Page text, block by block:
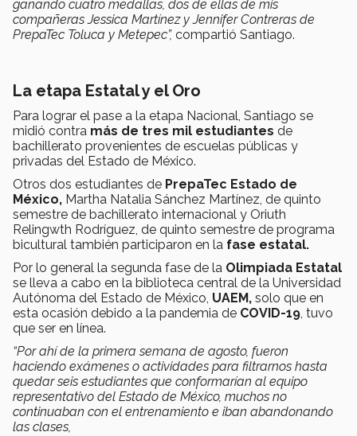
ganando cuatro medallas, dos de ellas de mis
compañeras Jessica Martínez y Jennifer Contreras de
PrepaTec Toluca y Metepec”, compartió Santiago.
La etapa Estatal y el Oro
Para lograr el pase a la etapa Nacional, Santiago se
midió contra más de tres mil estudiantes de
bachillerato provenientes de escuelas públicas y
privadas del Estado de México.
Otros dos estudiantes de PrepaTec Estado de
México, Martha Natalia Sánchez Martínez, de quinto
semestre de bachillerato internacional y Oriuth
Relingwth Rodríguez, de quinto semestre de programa
bicultural también participaron en la fase estatal.
Por lo general la segunda fase de la Olimpiada Estatal
se lleva a cabo en la biblioteca central de la Universidad
Autónoma del Estado de México, UAEM, solo que en
esta ocasión debido a la pandemia de COVID-19, tuvo
que ser en línea.
“Por ahí de la primera semana de agosto, fueron
haciendo exámenes o actividades para filtrarnos hasta
quedar seis estudiantes que conformarían al equipo
representativo del Estado de México, muchos no
continuaban con el entrenamiento e iban abandonando
las clases,